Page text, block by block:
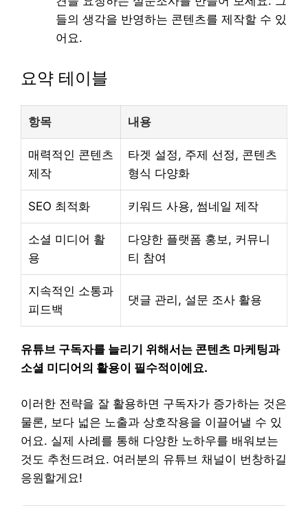
들의 생각을 반영하는 콘텐츠를 제작할 수 있
어요.
요약 테이블
항목 내용
매력적인 콘텐츠
제작
타겟 설정, 주제 선정, 콘텐츠
형식 다양화
SEO 최적화 키워드 사용, 썸네일 제작
소셜 미디어 활
용
다양한 플랫폼 홍보, 커뮤니
티 참여
지속적인 소통과
피드백
댓글 관리, 설문 조사 활용
유튜브 구독자를 늘리기 위해서는 콘텐츠 마케팅과
소셜 미디어의 활용이 필수적이에요.
이러한 전략을 잘 활용하면 구독자가 증가하는 것은
물론, 보다 넓은 노출과 상호작용을 이끌어낼 수 있
어요. 실제 사례를 통해 다양한 노하우를 배워보는
것도 추천드려요. 여러분의 유튜브 채널이 번창하길
응원할게요!